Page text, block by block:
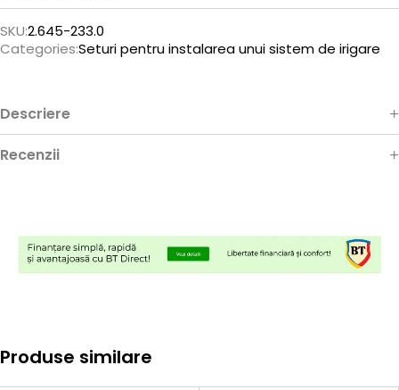
SKU:2.645-233.0
Categories:Seturi pentru instalarea unui sistem de irigare
Descriere
Recenzii
Produse similare